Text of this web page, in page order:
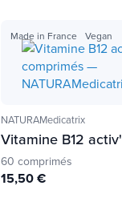
Made in France Vegan
NATURAMedicatrix
Vitamine B12 activ'
60 comprimés
15,50 €